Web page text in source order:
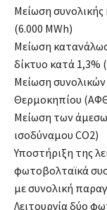
Μείωση
(6.000 MWh)
Μείωση
δίκτυο κατά 1,3%
Μείωση
Θερμοκηπίου
Μείωση των
ισοδύναμου CO2)
Υποστήριξη της
φωτοβολταϊκά
με συνολική
Λειτουργία δύο